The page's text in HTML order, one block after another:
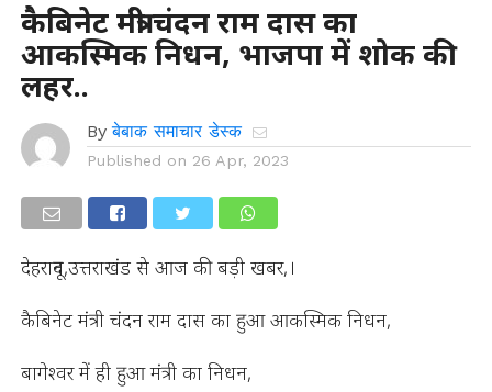
कैबिनेट मंत्री चंदन राम दास का
आकस्मिक निधन, भाजपा में शोक की
लहर..
By बेबाक समाचार डेस्क
Published on 26 Apr, 2023
देहरादून,उत्तराखंड से आज की बड़ी खबर,।
कैबिनेट मंत्री चंदन राम दास का हुआ आकस्मिक निधन,
बागेश्वर में ही हुआ मंत्री का निधन,